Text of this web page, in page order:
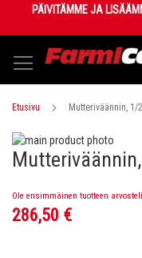
Content
PÄIVITÄMME JA
Etusivu Mutteriväännin, 1/
Skip
to
the
Skip
of
Ole ensimmäinen tuotteen
286,50 €